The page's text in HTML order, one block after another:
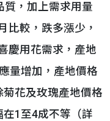
，加上需求用量
比較，跌多漲少，
慶用花需求，產地
量增加，產地價格
花及玫瑰產地價格
1至4成不等（詳